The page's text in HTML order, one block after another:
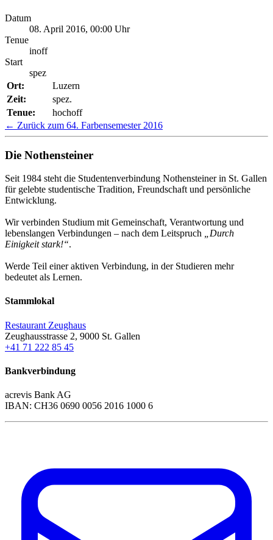
Datum
08. April 2016, 00:00 Uhr
Tenue
inoff
Start
spez
Ort:
Luzern
Zeit:
spez.
Tenue:
hochoff
← Zurück zum 64. Farbensemester 2016
Die Nothensteiner
Seit 1984 steht die Studentenverbindung Nothensteiner in St. Gallen
für gelebte studentische Tradition, Freundschaft und persönliche
Entwicklung.
Wir verbinden Studium mit Gemeinschaft, Verantwortung und
lebenslangen Verbindungen – nach dem Leitspruch
„Durch
Einigkeit stark!“.
Werde Teil einer aktiven Verbindung, in der Studieren mehr
bedeutet als Lernen.
Stammlokal
Restaurant Zeughaus
Zeughausstrasse 2, 9000 St. Gallen
+41 71 222 85 45
Bankverbindung
acrevis Bank AG
IBAN: CH36 0690 0056 2016 1000 6